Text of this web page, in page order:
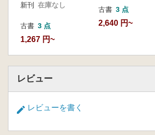
新刊 在庫なし
古書 3 点
1,267 円~
古書 3 点
2,640 円~
レビュー
レビューを書く